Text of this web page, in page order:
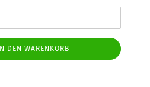
IN DEN WARENKORB